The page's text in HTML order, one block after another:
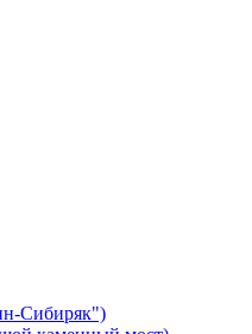
Сибиряк")